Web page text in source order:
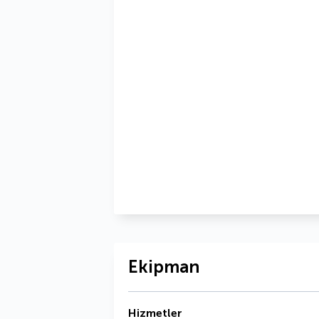
Ekipman
Hizmetler